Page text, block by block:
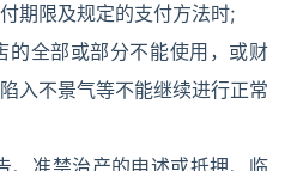
期限及规定的支付方法时;
全部或部分不能使用，或财
入不景气等不能继续进行正常
、准禁治产的申述或抵押、临